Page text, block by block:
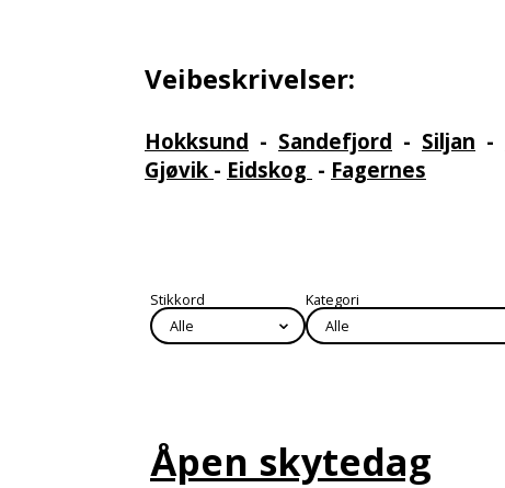
Veibeskrivelser:
Hokksund - Sandefjord - Siljan -
Gjøvik - Eidskog - Fagernes
Stikkord
⌄
Kategori
Åpen skytedag